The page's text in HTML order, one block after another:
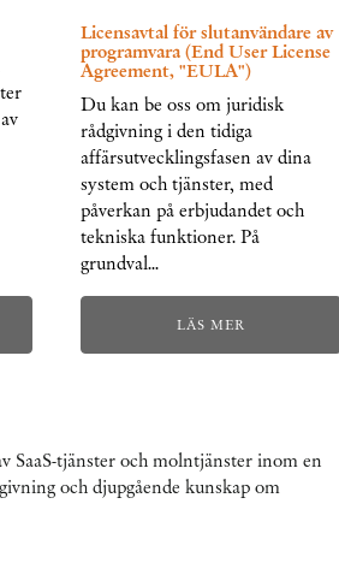
Licensavtal för slutanvändare av
programvara (End User License
Agreement, "EULA")
Du kan be oss om juridisk
rådgivning i den tidiga
affärsutvecklingsfasen av dina
system och tjänster, med
påverkan på erbjudandet och
tekniska funktioner. På
grundval…
LÄS MER
SaaS-tjänster och molntjänster inom en
och djupgående kunskap om